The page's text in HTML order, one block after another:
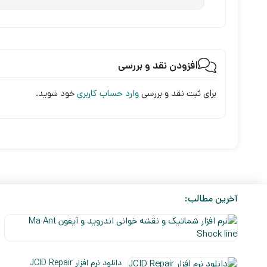
افزودن نقد و بررسی
برای ثبت نقد و بررسیوارد حساب کاربریخود شوید.
آخرین مطالب:
دانلود نرم افزار JCID Repair